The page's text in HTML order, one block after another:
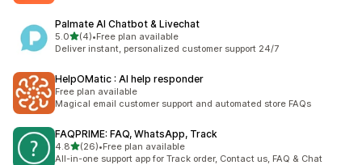
Palmate AI Chatbot & Livechat
5.0滿分 5 顆星
(4)
共有 4 則評價
•Free plan available
Deliver instant, personalized customer support 24/7
HelpOMatic : AI help responder
Free plan available
Magical email customer support and automated store FAQs
FAQPRIME: FAQ, WhatsApp, Track
4.8滿分 5 顆星
(26)
共有 26 則評價
•Free plan available
All-in-one support app for Track order, Contact us, FAQ & Chat